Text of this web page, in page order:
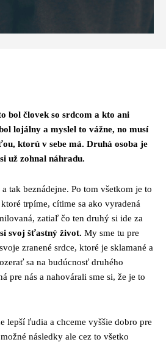
bol človek so srdcom a kto ani
lojálny a myslel to vážne, no musí
ktorú v sebe má. Druhá osoba je
už zohnal náhradu.
tak beznádejne. Po tom všetkom je to
trpíme, cítime sa ako vyradená
zatiaľ čo ten druhý si ide za
svoj šťastný život. My sme tu pre
zranené srdce, ktoré je sklamané a
sa na budúcnosť druhého
pre nás a nahovárali sme si, že je to
lepší ľudia a chceme vyššie dobro pre
následky ale cez to všetko